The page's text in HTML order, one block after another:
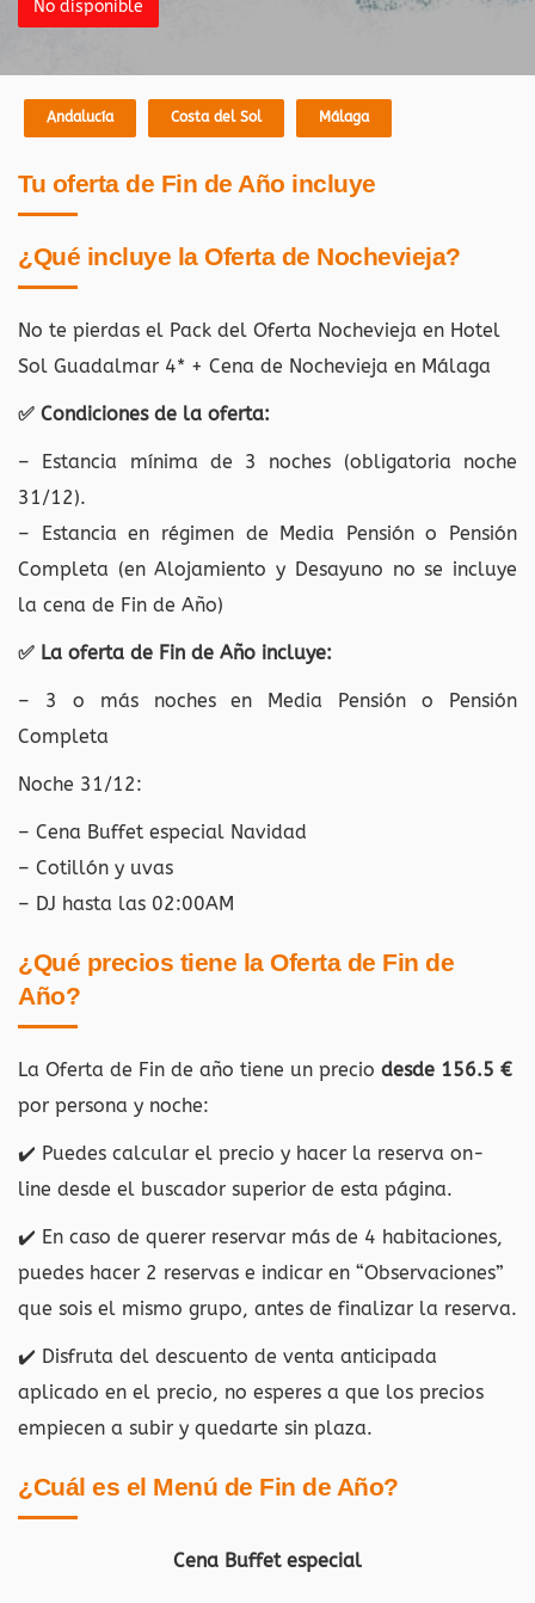
No disponible
Andalucía Costa del Sol Málaga
Tu oferta de Fin de Año incluye
¿Qué incluye la Oferta de Nochevieja?
No te pierdas el Pack del Oferta Nochevieja en Hotel
Sol Guadalmar 4* + Cena de Nochevieja en Málaga
✅ Condiciones de la oferta:
– Estancia mínima de 3 noches (obligatoria noche
31/12).
– Estancia en régimen de Media Pensión o Pensión
Completa (en Alojamiento y Desayuno no se incluye
la cena de Fin de Año)
✅ La oferta de Fin de Año incluye:
– 3 o más noches en Media Pensión o Pensión
Completa
Noche 31/12:
– Cena Buffet especial Navidad
– Cotillón y uvas
– DJ hasta las 02:00AM
¿Qué precios tiene la Oferta de Fin de
Año?
La Oferta de Fin de año tiene un precio desde 156.5 €
por persona y noche:
✔️ Puedes calcular el precio y hacer la reserva on-
line desde el buscador superior de esta página.
✔️ En caso de querer reservar más de 4 habitaciones,
puedes hacer 2 reservas e indicar en “Observaciones”
que sois el mismo grupo, antes de finalizar la reserva.
✔️ Disfruta del descuento de venta anticipada
aplicado en el precio, no esperes a que los precios
empiecen a subir y quedarte sin plaza.
¿Cuál es el Menú de Fin de Año?
Cena Buffet especial